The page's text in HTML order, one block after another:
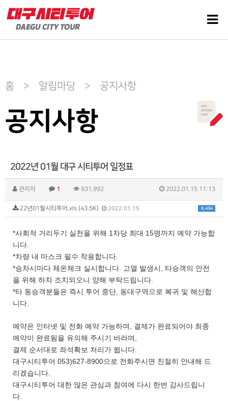
홈 > 알림마당 > 공지사항
공지사항
2022년 01월 대구 시티투어 일정표
관리자 1 931,992 2022.01.15 11:13
6,494
22년01월시티투어.xls (43.5K) 2022.01.15
*사회적 거리두기 실천을 위해 1차당 최대 15명까지 예약 가능합
니다.
*차량 내 마스크 필수 착용합니다.
*승차시마다 체온체크 실시합니다. 고열 발생시, 타승객의 안전
을 위해 하차 조치되오니 양해 부탁드립니다.
*타 동승객분들은 즉시 투어 중단, 동대구역으로 복귀 및 해산합
니다.
예약은 인터넷 및 전화 예약 가능하며, 결제가 완료되어야 최종
예약이 완료됨을 유의해 주시기 바라며,
결제 순서대로 좌석확보 처리가 됩니다.
대구시티투어 053)627-8900으로 전화주시면 친절히 안내해 드
리겠습니다.
대구시티투어 대한 많은 관심과 참여에 다시 한번 감사드립니
다.